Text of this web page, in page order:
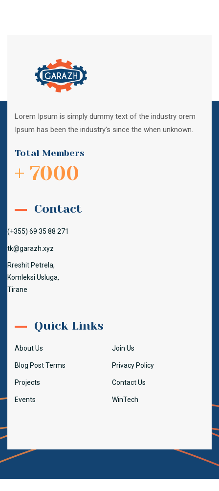
Lorem Ipsum is simply dummy text of the industry orem
Ipsum has been the industry's since the when unknown.
Total Members
+ 7000
Contact
(+355) 69 35 88 271
tk@garazh.xyz
Rreshit Petrela,
Komleksi Usluga,
Tirane
Quick Links
About Us
Blog Post Terms
Projects
Events
Join Us
Privacy Policy
Contact Us
WinTech